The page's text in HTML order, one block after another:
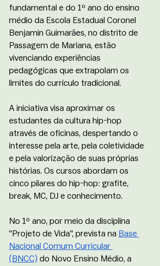
fundamental e do 1º ano do ensino
médio da Escola Estadual Coronel
Benjamin Guimarães, no distrito de
Passagem de Mariana, estão
vivenciando experiências
pedagógicas que extrapolam os
limites do currículo tradicional.
A iniciativa visa aproximar os
estudantes da cultura hip-hop
através de oficinas, despertando o
interesse pela arte, pela coletividade
e pela valorização de suas próprias
histórias. Os cursos abordam os
cinco pilares do hip-hop: grafite,
break, MC, DJ e conhecimento.
No 1º ano, por meio da disciplina
"Projeto de Vida", prevista na Base
Nacional Comum Curricular
(BNCC) do Novo Ensino Médio, a